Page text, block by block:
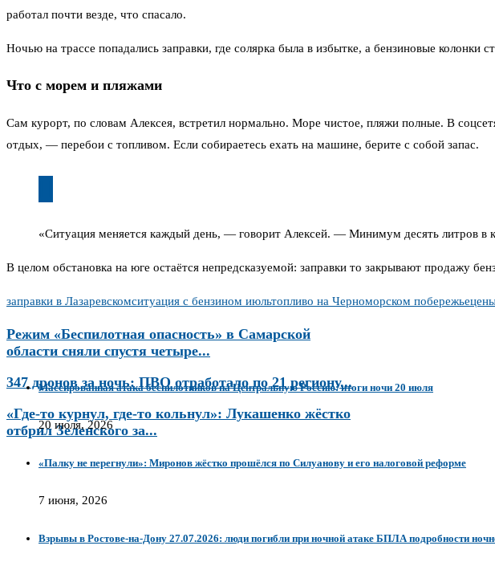
работал почти везде, что спасало.
Ночью на трассе попадались заправки, где солярка была в избытке, а бензиновые
Что с морем и пляжами
Сам курорт, по словам Алексея, встретил нормально. Море чистое, пляжи полные. В
отдых, — перебои с топливом. Если собираетесь ехать на машине, берите с собой запас.
«Ситуация меняется каждый день, — говорит Алексей. — Минимум десять литров в
В целом обстановка на юге остаётся непредсказуемой: заправки то закрывают продажу
заправки в Лазаревскомситуация с бензином июльтопливо на Черноморском побережье
Режим «Беспилотная опасность» в Самарской
области сняли спустя четыре...
347 дронов за ночь: ПВО отработало по 21 региону...
«Где-то курнул, где-то кольнул»: Лукашенко жёстко
отбрил Зеленского за...
Массированная атака беспилотников на Центральную Россию: итоги ночи 20 июля
20 июля, 2026
«Палку не перегнули»: Миронов жёстко прошёлся по Силуанову и его налоговой реформе
7 июня, 2026
Взрывы в Ростове-на-Дону 27.07.2026: люди погибли при ночной атаке БПЛА подробности